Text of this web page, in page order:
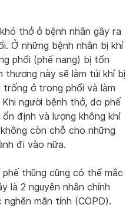
thở ở bệnh nhân gây ra
Ở những bệnh nhân bị khí
phổi (phế nang) bị tổn
thương này sẽ làm túi khí bị
ở trong phổi và làm
người bệnh thở, do phế
định và lượng không khí
còn chỗ cho những
đi vào nữa.
thũng cũng có thể mắc
là 2 nguyên nhân chính
mãn tính (COPD).